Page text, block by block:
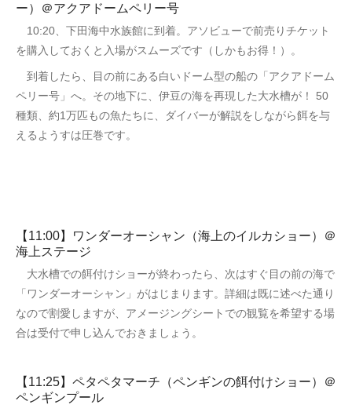
ー）＠アクアドームペリー号
10:20、下田海中水族館に到着。アソビューで前売りチケット
を購入しておくと入場がスムーズです（しかもお得！）。
到着したら、目の前にある白いドーム型の船の「アクアドーム
ペリー号」へ。その地下に、伊豆の海を再現した大水槽が！ 50
種類、約1万匹もの魚たちに、ダイバーが解説をしながら餌を与
えるようすは圧巻です。
【11:00】ワンダーオーシャン（海上のイルカショー）＠
海上ステージ
大水槽での餌付けショーが終わったら、次はすぐ目の前の海で
「ワンダーオーシャン」がはじまります。詳細は既に述べた通り
なので割愛しますが、アメージングシートでの観覧を希望する場
合は受付で申し込んでおきましょう。
【11:25】ペタペタマーチ（ペンギンの餌付けショー）＠
ペンギンプール